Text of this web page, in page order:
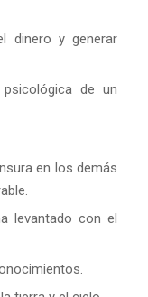
dinero y generar
psicológica de un
en los demás
levantado con el